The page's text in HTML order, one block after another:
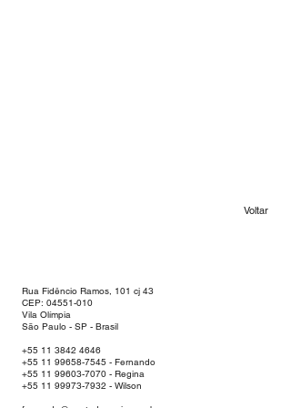
Voltar
Rua Fidêncio Ramos, 101 cj 43
CEP: 04551-010
Vila Olímpia
São Paulo - SP - Brasil
+55 11 3842 4646
+55 11 99658-7545 - Fernando
+55 11 99603-7070 - Regina
+55 11 99973-7932 - Wilson